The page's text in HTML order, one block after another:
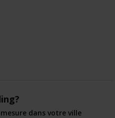
dans votre ville